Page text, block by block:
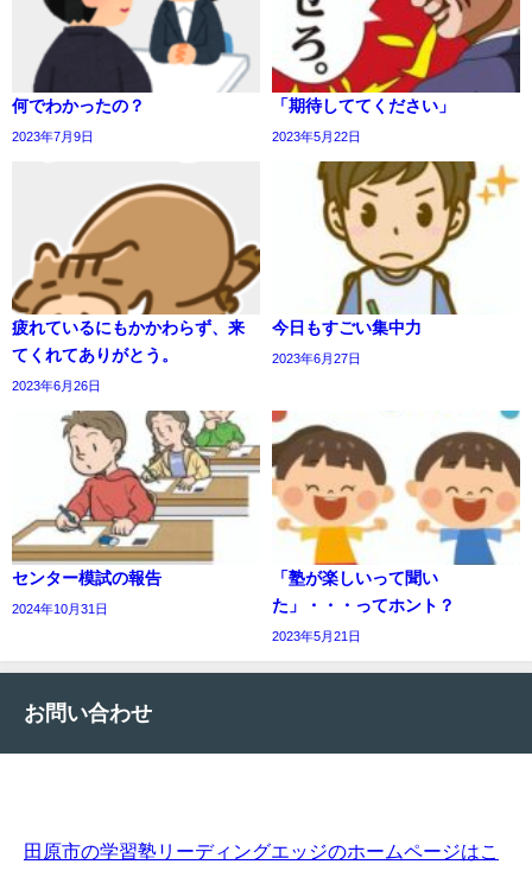
何でわかったの？
2023年7月9日
「期待しててください」
2023年5月22日
疲れているにもかかわらず、来
てくれてありがとう。
2023年6月26日
今日もすごい集中力
2023年6月27日
センター模試の報告
2024年10月31日
「塾が楽しいって聞い
た」・・・ってホント？
2023年5月21日
お問い合わせ
田原市の学習塾リーディングエッジのホームページはこ